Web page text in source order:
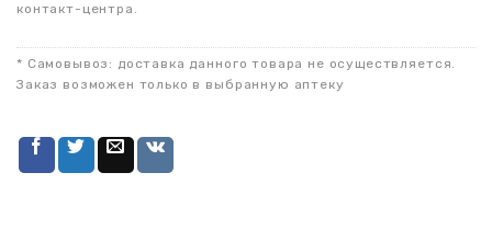
контакт-центра.
* Самовывоз: доставка данного товара не осуществляется.
Заказ возможен только в выбранную аптеку